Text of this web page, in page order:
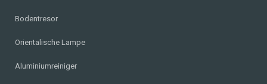
Bodentresor
Orientalische Lampe
Aluminiumreiniger